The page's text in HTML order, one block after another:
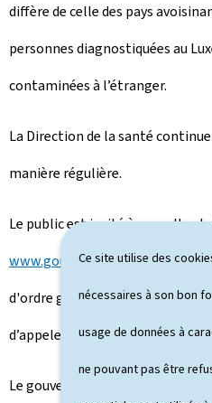
Ce site utilise des
nécessaires à son bon
usage de données à
ne pouvant pas être
diffère de celle des pays
personnes diagnostiquées au
contaminées à l’étranger.
La Direction de la santé
manière régulière.
Le public est invité à consulter
www.gouvernement.lu/
d'ordre général et les gestes de
d’appeler lahotlinesous le
Le gouvernement tient à